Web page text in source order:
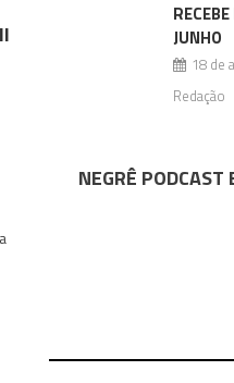
JUNHO
18 de
Redação
NEGRÊ PODCAST